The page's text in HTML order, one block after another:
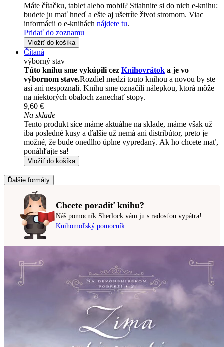
Máte čítačku, tablet alebo mobil? Stiahnite si do nich e-knihu:
budete ju mať hneď a ešte aj ušetríte život stromom. Viac
informácii o e-knihách nájdete tu.
Pridať do zoznamu
Vložiť do košíka
Čítaná
výborný stav
Túto knihu sme vykúpili cez Knihovrátok a je vo
výbornom stave.Rozdiel medzi touto knihou a novou by ste
asi ani nespoznali. Knihu sme označili nálepkou, ktorá môže
na niektorých obaloch zanechať stopy.
9,60 €
Na sklade
Tento produkt síce máme aktuálne na sklade, máme však už
iba posledné kusy a ďalšie už nemá ani distribútor, preto je
možné, že bude onedlho úplne vypredaný. Ak ho chcete mať,
ponáhľajte sa!
Vložiť do košíka
Ďalšie formáty
Chcete poradiť knihu?
Náš pomocník Sherlock vám ju s radosťou vypátra!
Knihomoľský pomocník